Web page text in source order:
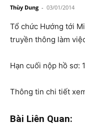
Thùy Dung - 03/01/2014
Tổ chức Hướng tới
truyền thông làm
Hạn cuối nộp hồ sơ:
Thông tin chi tiết
Bài Liên Quan: